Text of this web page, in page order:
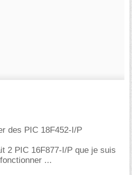
des PIC 18F452-I/P
2 PIC 16F877-I/P que je suis
...